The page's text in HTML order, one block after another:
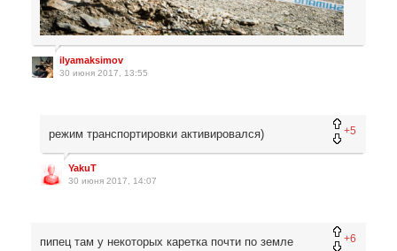
ilyamaksimov
30 июня 2017, 13:55
+5
режим транспортировки активировался)
YakuT
30 июня 2017, 14:07
+6
пипец там у некоторых каретка почти по земле